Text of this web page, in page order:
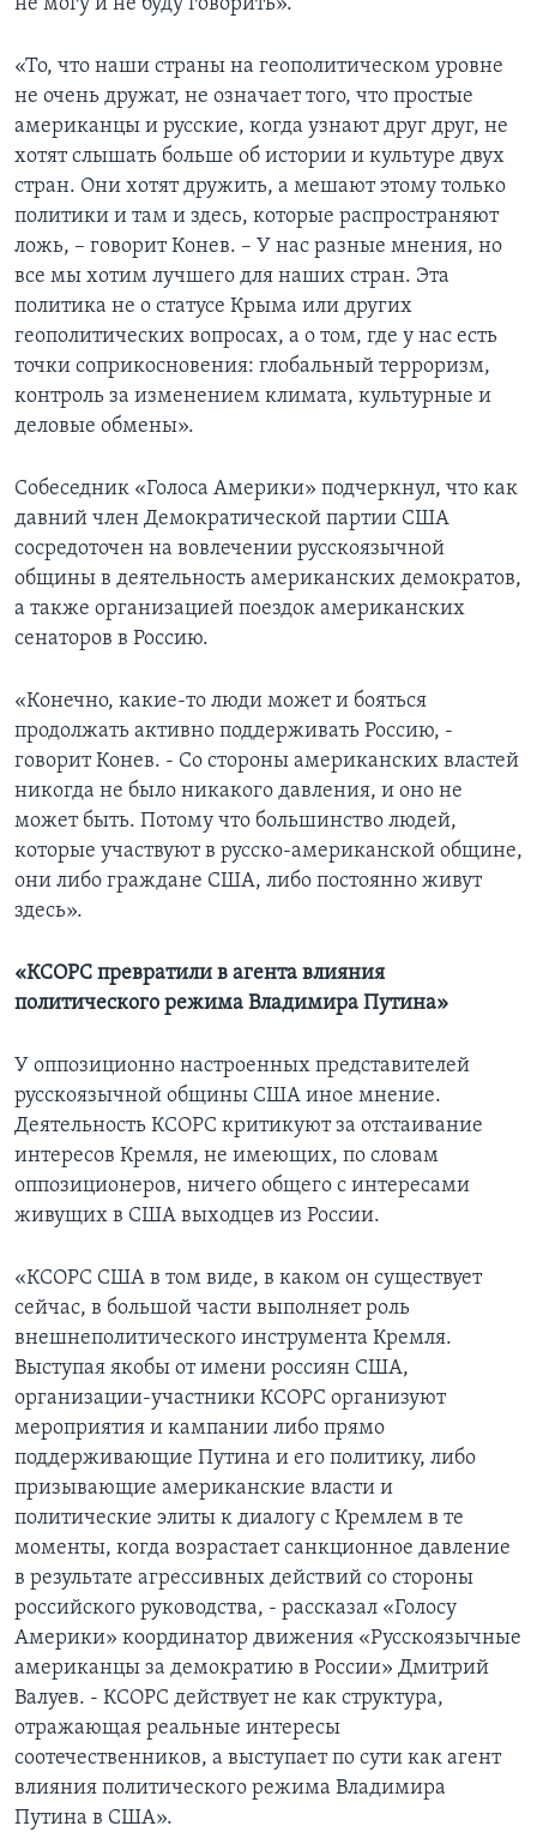
не могу и не буду говорить».
«То, что наши страны на геополитическом уровне
не очень дружат, не означает того, что простые
американцы и русские, когда узнают друг друг, не
хотят слышать больше об истории и культуре двух
стран. Они хотят дружить, а мешают этому только
политики и там и здесь, которые распространяют
ложь, – говорит Конев. – У нас разные мнения, но
все мы хотим лучшего для наших стран. Эта
политика не о статусе Крыма или других
геополитических вопросах, а о том, где у нас есть
точки соприкосновения: глобальный терроризм,
контроль за изменением климата, культурные и
деловые обмены».
Собеседник «Голоса Америки» подчеркнул, что как
давний член Демократической партии США
сосредоточен на вовлечении русскоязычной
общины в деятельность американских демократов,
а также организацией поездок американских
сенаторов в Россию.
«Конечно, какие-то люди может и бояться
продолжать активно поддерживать Россию, -
говорит Конев. - Со стороны американских властей
никогда не было никакого давления, и оно не
может быть. Потому что большинство людей,
которые участвуют в русско-американской общине,
они либо граждане США, либо постоянно живут
здесь».
«КСОРС превратили в агента влияния
политического режима Владимира Путина»
У оппозиционно настроенных представителей
русскоязычной общины США иное мнение.
Деятельность КСОРС критикуют за отстаивание
интересов Кремля, не имеющих, по словам
оппозиционеров, ничего общего с интересами
живущих в США выходцев из России.
«КСОРС США в том виде, в каком он существует
сейчас, в большой части выполняет роль
внешнеполитического инструмента Кремля.
Выступая якобы от имени россиян США,
организации-участники КСОРС организуют
мероприятия и кампании либо прямо
поддерживающие Путина и его политику, либо
призывающие американские власти и
политические элиты к диалогу с Кремлем в те
моменты, когда возрастает санкционное давление
в результате агрессивных действий со стороны
российского руководства, - рассказал «Голосу
Америки» координатор движения «Русскоязычные
американцы за демократию в России» Дмитрий
Валуев. - КСОРС действует не как структура,
отражающая реальные интересы
соотечественников, а выступает по сути как агент
влияния политического режима Владимира
Путина в США».